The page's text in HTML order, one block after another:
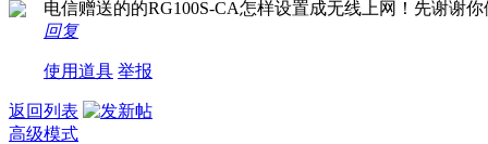
电信赠送的的RG100S-CA怎样设置成无线上网！先谢谢
回复
使用道具 举报
返回列表
高级模式